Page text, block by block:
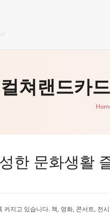
컬쳐랜드카
한 문화생활
지고 있습니다. 책, 영화, 콘서트,